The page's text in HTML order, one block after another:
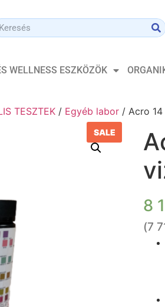
WELLNESS ESZKÖZÖK
TESZTEK / Egyéb labor / Acro
SALE
8
(7